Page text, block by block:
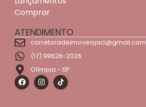
Comprar
ATENDIMENTO
corretoradeimoveisjaci@gmail.com
(17) 99626-2026
Olímpia - SP